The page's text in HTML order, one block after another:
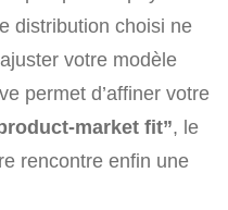
distribution choisi ne
votre modèle
permet d’affiner votre
market fit”, le
rencontre enfin une